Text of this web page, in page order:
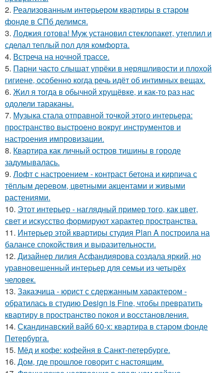
2. Реализованным интерьером квартиры в старом
фонде в СПб делимся.
3. Лоджия готова! Муж установил стеклопакет, утеплил и
сделал теплый пол для комфорта.
4. Встреча на ночной трассе.
5. Парни часто слышат упрёки в неряшливости и плохой
гигиене, особенно когда речь идёт об интимных вещах.
6. Жил я тогда в обычной хрущёвке, и как-то раз нас
одолели тараканы.
7. Музыка стала отправной точкой этого интерьера:
пространство выстроено вокруг инструментов и
настроения импровизации.
8. Квартира как личный остров тишины в городе
задумывалась.
9. Лофт с настроением - контраст бетона и кирпича с
тёплым деревом, цветными акцентами и живыми
растениями.
10. Этот интерьер - наглядный пример того, как цвет,
свет и искусство формируют характер пространства.
11. Интерьер этой квартиры студия Plan A построила на
балансе спокойствия и выразительности.
12. Дизайнер лилия Асфандиярова создала яркий, но
уравновешенный интерьер для семьи из четырёх
человек.
13. Заказчица - юрист с сдержанным характером -
обратилась в студию Design is Fine, чтобы превратить
квартиру в пространство покоя и восстановления.
14. Скандинавский вайб 60-х: квартира в старом фонде
Петербурга.
15. Мёд и кофе: кофейня в Санкт-петербурге.
16. Дом, где прошлое говорит с настоящим.